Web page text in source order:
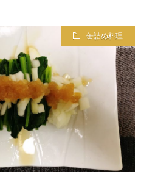
わ
せ
バ
シ
ー
缶詰め料理